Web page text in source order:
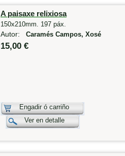
A paisaxe relixiosa
150x210mm. 197 páx.
Autor: Caramés Campos, Xosé
15,00 €
Engadir ó carriño
Ver en detalle